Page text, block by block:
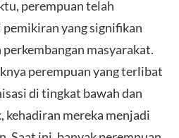
perempuan telah
yang signifikan
masyarakat.
perempuan yang terlibat
di tingkat bawah dan
mereka menjadi